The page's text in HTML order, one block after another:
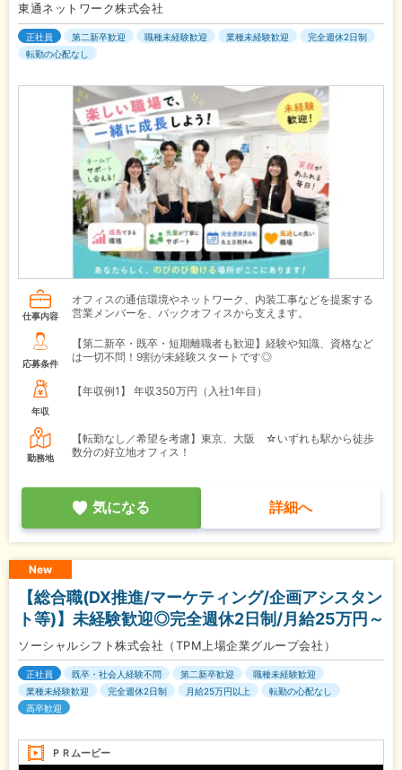
東通ネットワーク株式会社
正社員 第二新卒歓迎 職種未経験歓迎 業種未経験歓迎
完全週休2日制
転勤の心配なし
仕事内容
オフィスの通信環境やネットワーク、内装工事などを提案する
営業メンバーを、バックオフィスから支えます。
応募条件
【第二新卒・既卒・短期離職者も歓迎】経験や知識、資格など
は一切不問！9割が未経験スタートです◎
年収
【年収例1】 年収350万円（入社1年目）
勤務地
【転勤なし／希望を考慮】東京、大阪 ☆いずれも駅から徒歩
数分の好立地オフィス！
気になる 詳細へ
New
【総合職(DX推進/マーケティング/企画アシスタン
ト等)】未経験歓迎◎完全週休2日制/月給25万円～
ソーシャルシフト株式会社（TPM上場企業グループ会社）
正社員 既卒・社会人経験不問 第二新卒歓迎
職種未経験歓迎
業種未経験歓迎
完全週休2日制 月給25万円以上
転勤の心配なし
高卒歓迎
ＰＲムービー